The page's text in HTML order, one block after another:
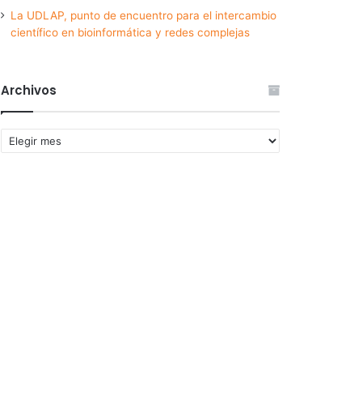
La UDLAP, punto de encuentro para el intercambio
científico en bioinformática y redes complejas
Archivos
Archivos